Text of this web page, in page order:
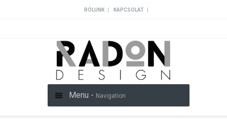
RÓLUNK | KAPCSOLAT |
Menu - Navigation